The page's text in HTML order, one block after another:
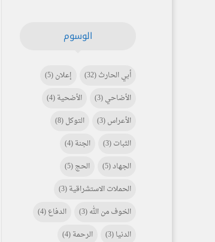
الوسوم
أبي الحارث(32) إعلان(5)
الأضاحي(3) الأضحية(4)
الأعراس(3) التوكل(8)
الثبات(3) الجنة(4)
الجهاد(5) الحج(5)
الحملات الاستشراقية(3)
الخوف من الله(3) الدفاع(4)
الدنيا(3) الرحمة(4)